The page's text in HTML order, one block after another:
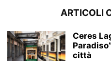
ARTICOLI
Ceres
città